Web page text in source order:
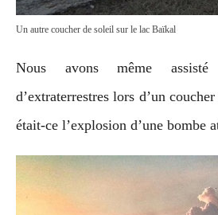
Un autre coucher de soleil sur le lac Baïkal
Nous avons même
d’extraterrestres lors d’un
était-ce l’explosion d’une bombe